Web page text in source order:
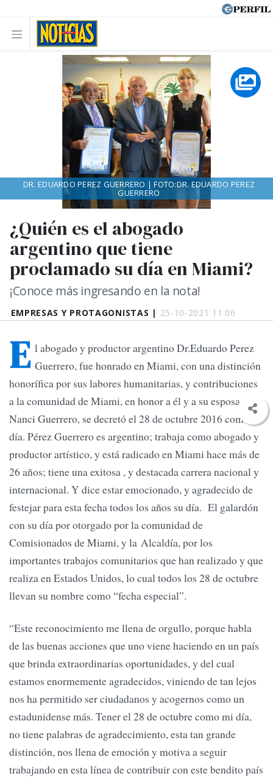
EMPRESAS Y PROTAGONISTAS | 25-10-2021 11:06
¿Quién es el abogado
argentino que tiene
proclamado su día en Miami?
¡Conoce más ingresando en la nota!
DR. EDUARDO PEREZ GUERRERO | FOTO:DR. EDUARDO PEREZ
GUERRERO
E l abogado y productor argentino Dr.Eduardo Perez
Guerrero, fue honrado en Miami, con una distinción
honorífica por sus labores humanitarias, y contribuciones
a la comunidad de Miami, en honor a él y a su esposa
Nanci Guerrero, se decretó el 28 de octubre 2016 como su
día. Pérez Guerrero es argentino; trabaja como abogado y
productor artístico, y está radicado en Miami hace más de
26 años; tiene una exitosa , y destacada carrera nacional y
internacional. Y dice estar emocionado, y agradecido de
festejar para esta fecha todos los años su día. El galardón
con su día por otorgado por la comunidad de
Comisionados de Miami, y la Alcaldía, por los
importantes trabajos comunitarios que han realizado y que
realiza en Estados Unidos, lo cual todos los 28 de octubre
llevan su nombre como “fecha especial”.
“Este reconocimiento me llena de orgullo, porque habla
de las buenas acciones que uno viene haciendo en un país
que brinda extraordinarias oportunidades, y del cual
estamos enormemente agradecidos, viniendo de tan lejos
nos ha permitido ser ciudadanos y acogernos como un
estadunidense más. Tener el 28 de octubre como mi día,
no tiene palabras de agradecimiento, esta tan grande
distinción, nos llena de emoción y motiva a seguir
trabajando en esta línea de contribuir con este bendito país